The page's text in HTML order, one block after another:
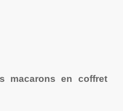
macarons en coffret